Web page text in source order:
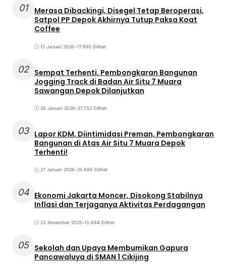
01
Merasa Dibackingi, Disegel Tetap Beroperasi,
Satpol PP Depok Akhirnya Tutup Paksa Koat
Coffee
12 Januari 2026•77.895 Dilihat
02 Sempat Terhenti, Pembongkaran Bangunan
Jogging Track di Badan Air Situ 7 Muara
Sawangan Depok Dilanjutkan
28 Januari 2026•27.732 Dilihat
03 Lapor KDM, Diintimidasi Preman, Pembongkaran
Bangunan di Atas Air Situ 7 Muara Depok
Terhenti!
27 Januari 2026•25.686 Dilihat
04 Ekonomi Jakarta Moncer, Disokong Stabilnya
Inflasi dan Terjaganya Aktivitas Perdagangan
23 November 2025•13.684 Dilihat
05 Sekolah dan Upaya Membumikan Gapura
Pancawaluya di SMAN 1 Cikijing